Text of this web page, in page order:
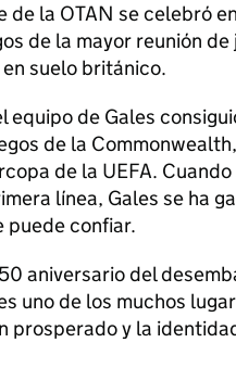
de la OTAN se celebró
de la mayor reunión
suelo británico.
equipo de Gales
de la
de la UEFA.
línea, Gales se ha
puede confiar.
aniversario del
uno de los muchos
prosperado y la